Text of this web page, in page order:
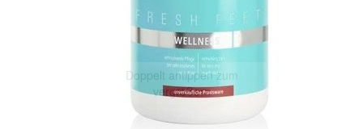
Doppelt antippen zum
vergrößern